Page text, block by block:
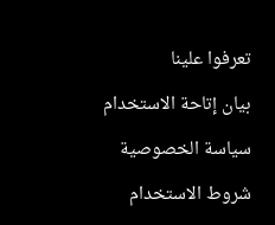
تعرفوا علينا
بيان إتاحة الاستخدام
سياسة الخصوصية
شروط الاستخدام